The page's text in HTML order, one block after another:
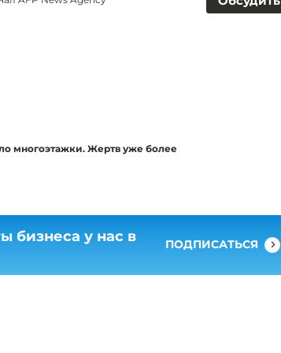
многоэтажки. Жертв уже более
бизнеса у нас в
ПОДПИСАТЬСЯ